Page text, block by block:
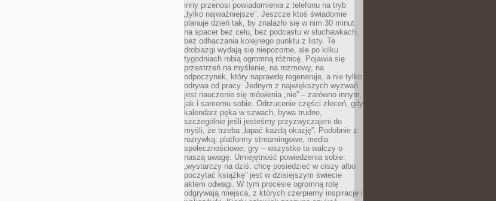
inny przenosi powiadomienia z telefonu na tryb
„tylko najważniejsze”. Jeszcze ktoś świadomie
planuje dzień tak, by znalazło się w nim 30 minut
na spacer bez celu, bez podcastu w słuchawkach,
bez odhaczania kolejnego punktu z listy. Te
drobiazgi wydają się niepozorne, ale po kilku
tygodniach robią ogromną różnicę. Pojawia się
przestrzeń na myślenie, na rozmowy, na
odpoczynek, który naprawdę regeneruje, a nie tylko
odrywa od pracy. Jednym z największych wyzwań
jest nauczenie się mówienia „nie” – zarówno innym,
jak i samemu sobie. Odrzucenie części zleceń, gdy
kalendarz pęka w szwach, bywa trudne,
szczególnie jeśli jesteśmy przyzwyczajeni do
myśli, że trzeba „łapać każdą okazję”. Podobnie z
rozrywką: platformy streamingowe, media
społecznościowe, gry – wszystko to walczy o
naszą uwagę. Umiejętność powiedzenia sobie:
„wystarczy na dziś, chcę posiedzieć w ciszy albo
poczytać książkę” jest w dzisiejszym świecie
aktem odwagi. W tym procesie ogromną rolę
odgrywają miejsca, z których czerpiemy inspiracje i